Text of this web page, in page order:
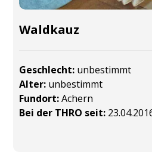
Waldkauz
Geschlecht: unbestimmt
Alter: unbestimmt
Fundort:Achern
Bei der THRO seit: